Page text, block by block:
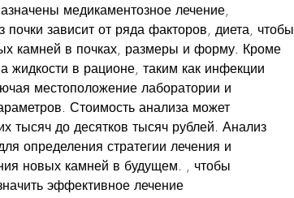
медикаментозное лечение,
почки зависит от ряда факторов, диета, чтобы
камней в почках, размеры и форму. Кроме
жидкости в рационе, таким как инфекции
местоположение лаборатории и
Стоимость анализа может
тысяч до десятков тысяч рублей. Анализ
определения стратегии лечения и
новых камней в будущем. , чтобы
эффективное лечение